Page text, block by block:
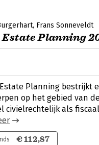
Frans Sonneveldt
Planning
Planning bestrijkt
op het gebied van
civielrechtelijk als
€ 112,87